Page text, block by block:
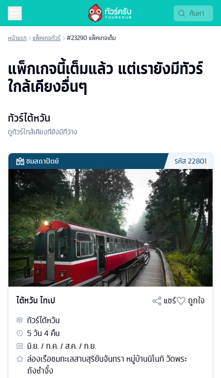
หน้าแรก แพ็คเกจทัวร์ #23290 แพ็คเกจเต็ม
แพ็กเกจนี้เต็มแล้ว แต่เรายังมีทัวร์
ใกล้เคียงอื่นๆ
ทัวร์ไต้หวัน
ดูทัวร์ใกล้เคียงที่ยังมีที่ว่าง
ชมสถาปัตย์ รหัส22801
ไต้หวัน ไทเป แชร์
ถูกใจ
ทัวร์ไต้หวัน
5วัน4 คืน
มิ.ย. / ก.ค. / ส.ค. / ก.ย.
ล่องเรือชมทะเลสาบสุริยันจันทรา หมู่บ้านนิโนกิ วัดพระ
ถังซำจั๋ง